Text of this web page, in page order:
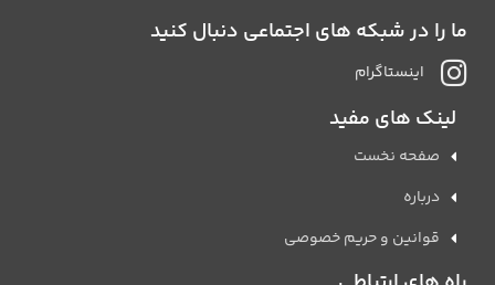
ما را در شبکه های اجتماعی دنبال کنید
اینستاگرام
لینک های مفید
صفحه نخست
درباره
قوانین و حریم خصوصی